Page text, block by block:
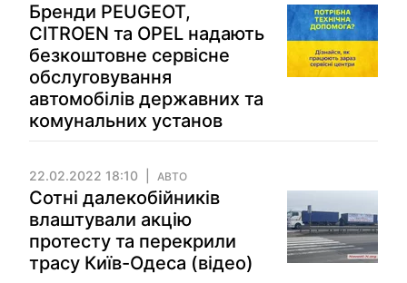
Бренди PEUGEOT,
CITROEN та OPEL надають
безкоштовне сервісне
обслуговування
автомобілів державних та
комунальних установ
22.02.2022 18:10 АВТО
Сотні далекобійників
влаштували акцію
протесту та перекрили
трасу Київ-Одеса (відео)